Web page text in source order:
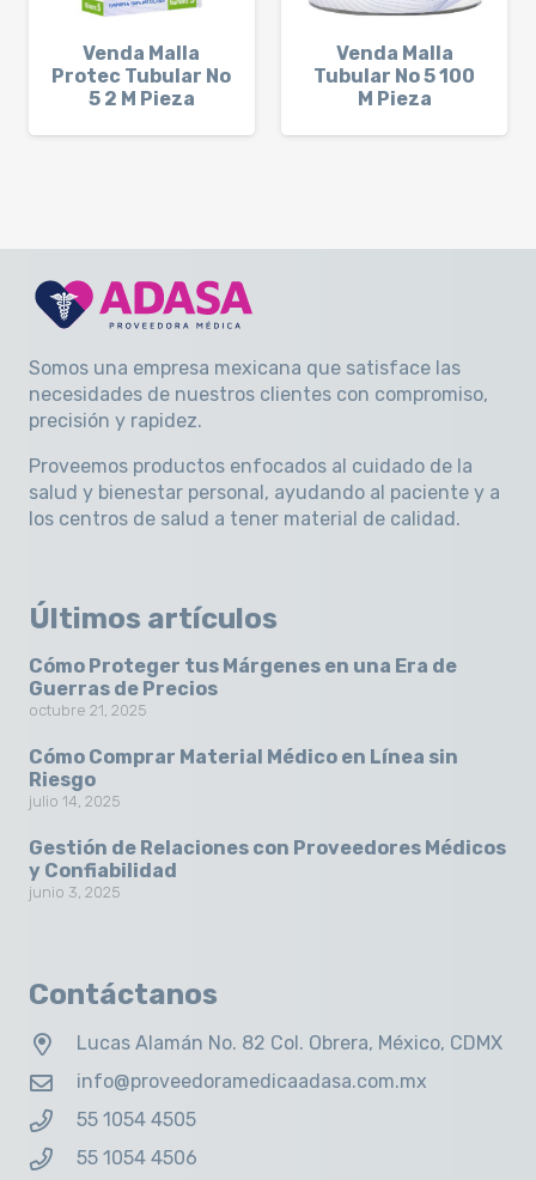
Venda Malla
Protec Tubular No
5 2 M Pieza
Venda Malla
Tubular No 5 100
M Pieza
Somos una empresa mexicana que satisface las
necesidades de nuestros clientes con compromiso,
precisión y rapidez.
Proveemos productos enfocados al cuidado de la
salud y bienestar personal, ayudando al paciente y a
los centros de salud a tener material de calidad.
Últimos artículos
Cómo Proteger tus Márgenes en una Era de
Guerras de Precios
octubre 21, 2025
Cómo Comprar Material Médico en Línea sin
Riesgo
julio 14, 2025
Gestión de Relaciones con Proveedores Médicos
y Confiabilidad
junio 3, 2025
Contáctanos
Lucas Alamán No. 82 Col. Obrera, México, CDMX
info@proveedoramedicaadasa.com.mx
55 1054 4505
55 1054 4506